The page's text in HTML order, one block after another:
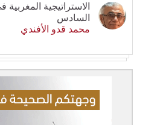
الاستراتيجية
السادس
محمد قدو الأفندي